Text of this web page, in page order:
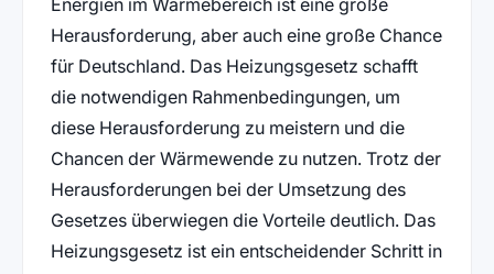
Herausforderung, aber auch eine große Chance
für Deutschland. Das Heizungsgesetz schafft
die notwendigen Rahmenbedingungen, um
diese Herausforderung zu meistern und die
Chancen der Wärmewende zu nutzen. Trotz der
Herausforderungen bei der Umsetzung des
Gesetzes überwiegen die Vorteile deutlich. Das
Heizungsgesetz ist ein entscheidender Schritt in